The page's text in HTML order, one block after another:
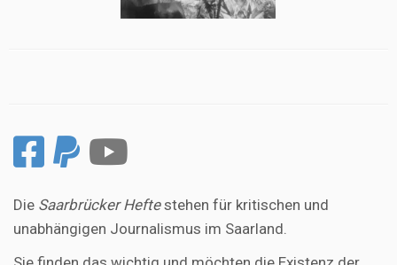
Die Saarbrücker Heftestehen für kritischen und
unabhängigen Journalismus im Saarland.